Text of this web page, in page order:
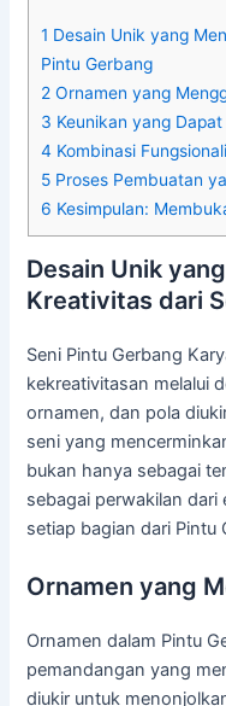
1 Desain Unik yang
Pintu Gerbang
2Ornamen yang
3 Keunikan yang Dapat
4 Kombinasi
5Proses Pembuatan
6 Kesimpulan:
Desain Unik
Kreativitas dari
Seni Pintu Gerbang
kekreativitasan melalui
ornamen, dan pola
seni yang
bukan hanya sebagai
sebagai perwakilan
setiap bagian dari Pintu
Ornamen yang
Ornamen dalam Pintu
pemandangan yang
diukir untuk